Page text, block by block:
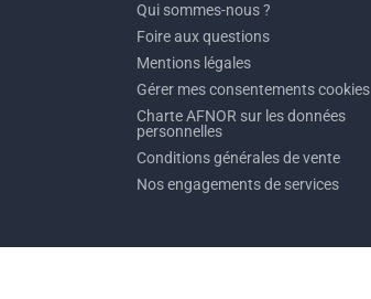
Qui sommes-nous ?
Foire aux questions
Mentions légales
Gérer mes consentements cookies
Charte AFNOR sur les données
personnelles
Conditions générales de vente
Nos engagements de services